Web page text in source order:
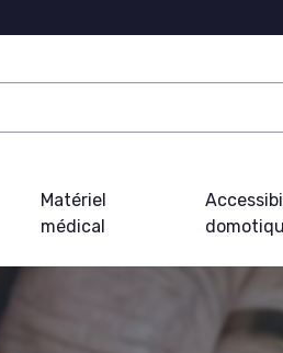
Matériel
médical